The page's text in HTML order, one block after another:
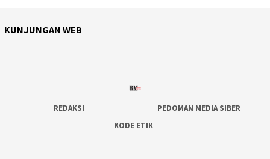
KUNJUNGAN WEB
REDAKSI
PEDOMAN MEDIA SIBER
KODE ETIK